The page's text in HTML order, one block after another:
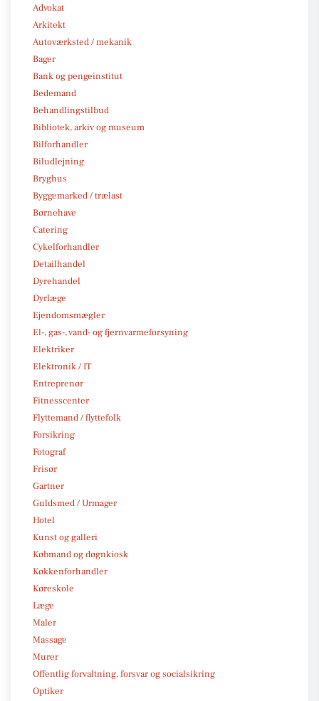
Advokat
Arkitekt
Autoværksted / mekanik
Bager
Bank og pengeinstitut
Bedemand
Behandlingstilbud
Bibliotek, arkiv og museum
Bilforhandler
Biludlejning
Bryghus
Byggemarked / trælast
Børnehave
Catering
Cykelforhandler
Detailhandel
Dyrehandel
Dyrlæge
Ejendomsmægler
El-, gas-, vand- og fjernvarmeforsyning
Elektriker
Elektronik / IT
Entreprenør
Fitnesscenter
Flyttemand / flyttefolk
Forsikring
Fotograf
Frisør
Gartner
Guldsmed / Urmager
Hotel
Kunst og galleri
Købmand og døgnkiosk
Køkkenforhandler
Køreskole
Læge
Maler
Massage
Murer
Offentlig forvaltning, forsvar og socialsikring
Optiker